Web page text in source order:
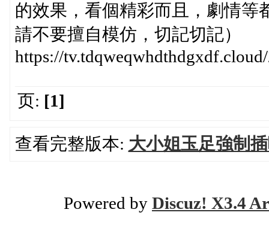
的效果，看個精彩而且，劇情等
請不要擅自模仿，切記切記）
https://
页: [1]
查看完整版本: 大小姐玉足強制
Powered by Discuz! X3.4